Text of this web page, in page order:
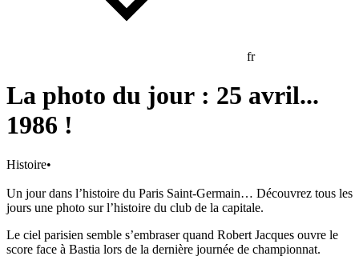
fr
La photo du jour : 25 avril...
1986 !
Histoire•
Un jour dans l’histoire du Paris Saint-Germain… Découvrez tous les
jours une photo sur l’histoire du club de la capitale.
Le ciel parisien semble s’embraser quand Robert Jacques ouvre le
score face à Bastia lors de la dernière journée de championnat.